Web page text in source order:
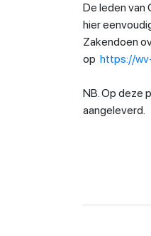
De leden van
hier
Zakendoen
op https://
NB. Op deze
aangeleverd.